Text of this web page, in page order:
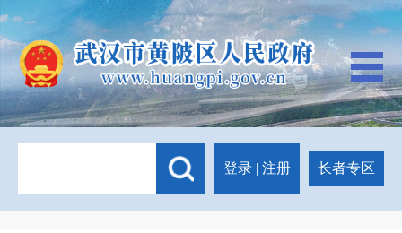
登录 | 注册 长者专区